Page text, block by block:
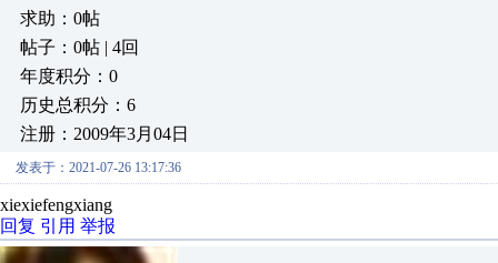
求助：0帖
帖子：0帖 | 4回
年度积分：0
历史总积分：6
注册：2009年3月04日
发表于：2021-07-26 13:17:36
xiexiefengxiang
回复 引用 举报